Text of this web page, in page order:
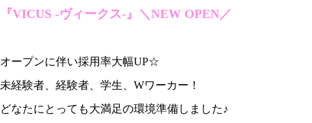
『VICUS -ヴィークス-』 ＼NEW OPEN／
オープンに伴い採用率大幅UP☆
未経験者、経験者、学生、Wワーカー！
どなたにとっても大満足の環境準備しました♪